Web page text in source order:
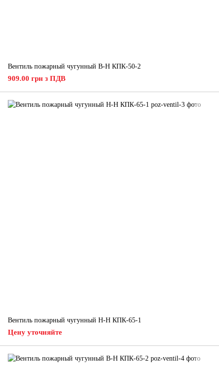
Вентиль пожарный чугунный В-Н КПК-50-2
909.00 грн з ПДВ
Вентиль пожарный чугунный Н-Н КПК-65-1
Цену уточняйте